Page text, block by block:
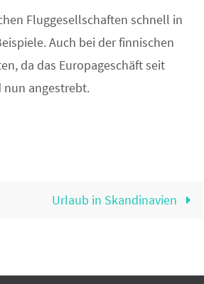
Fluggesellschaften schnell in
Auch bei der finnischen
da das Europageschäft seit
nun angestrebt.
Urlaub in Skandinavien